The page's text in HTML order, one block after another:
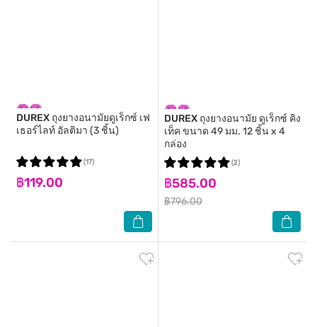
DUREX ถุงยางอนามัยดูเร็กซ์ เฟ
เธอร์ไลท์ อัลติมา (3 ชิ้น)
฿119.00
(17)
DUREX ถุงยางอนามัย ดูเร็กซ์ คิง
เท็ค ขนาด 49 มม. 12 ชิ้น x 4
กล่อง
฿585.00
฿796.00
(2)